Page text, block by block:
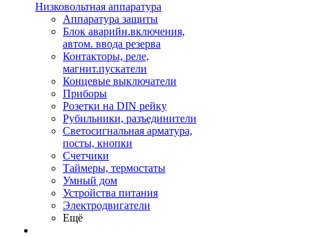
Низковольтная аппаратура
Аппаратура защиты
Блок аварийн.включения,
автом. ввода резерва
Контакторы, реле,
магнит.пускатели
Концевые выключатели
Приборы
Розетки на DIN рейку
Рубильники, разъединители
Светосигнальная арматура,
посты, кнопки
Счетчики
Таймеры, термостаты
Умный дом
Устройства питания
Электродвигатели
Ещё